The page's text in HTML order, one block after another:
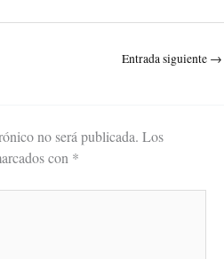
Entrada siguiente →
no será publicada. Los
con *